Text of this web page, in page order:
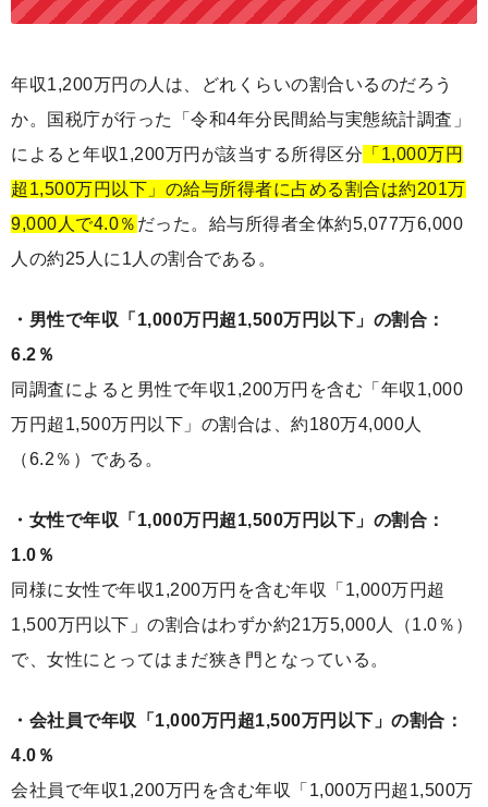
年収1,200万円の人は、どれくらいの割合いるのだろう
か。国税庁が行った「令和4年分民間給与実態統計調査」
によると年収1,200万円が該当する所得区分 「1,000万円
超1,500万円以下」の給与所得者に占める割合は約201万
9,000人で4.0％ だった。給与所得者全体約5,077万6,000
人の約25人に1人の割合である。
・男性で年収「1,000万円超1,500万円以下」の割合：
6.2％
同調査によると男性で年収1,200万円を含む「年収1,000
万円超1,500万円以下」の割合は、約180万4,000人
（6.2％）である。
・女性で年収「1,000万円超1,500万円以下」の割合：
1.0％
同様に女性で年収1,200万円を含む年収「1,000万円超
1,500万円以下」の割合はわずか約21万5,000人（1.0％）
で、女性にとってはまだ狭き門となっている。
・会社員で年収「1,000万円超1,500万円以下」の割合：
4.0％
会社員で年収1,200万円を含む年収「1,000万円超1,500万